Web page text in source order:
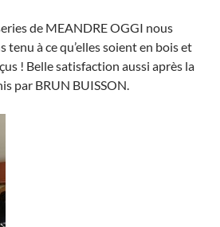
de MEANDRE OGGI nous
tenu à ce qu’elles soient en bois et
! Belle satisfaction aussi après la
par BRUN BUISSON.